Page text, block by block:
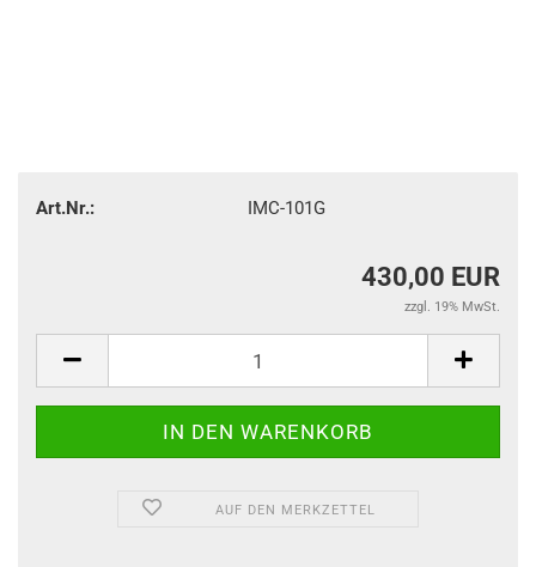
Art.Nr.: IMC-101G
430,00 EUR
zzgl. 19% MwSt.
AUF DEN MERKZETTEL